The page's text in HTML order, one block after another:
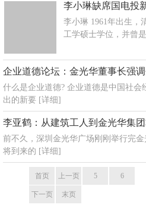
李小琳缺席国电投
李小琳 1961年出生，
工学硕士学位，并曾
企业道德论坛：金光华董事长强
什么是企业道德? 企业道德是中国社
出的新要 [详细]
李亚鹤：从建筑工人到金光华集团
前不久，深圳金光华广场刚刚举行完
将到来的 [详细]
首页 上一页 5 6
下一页 末页